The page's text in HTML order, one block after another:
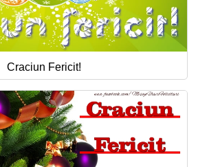
Craciun Fericit!